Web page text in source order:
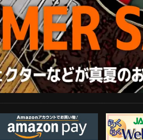
Amazon Pay らく